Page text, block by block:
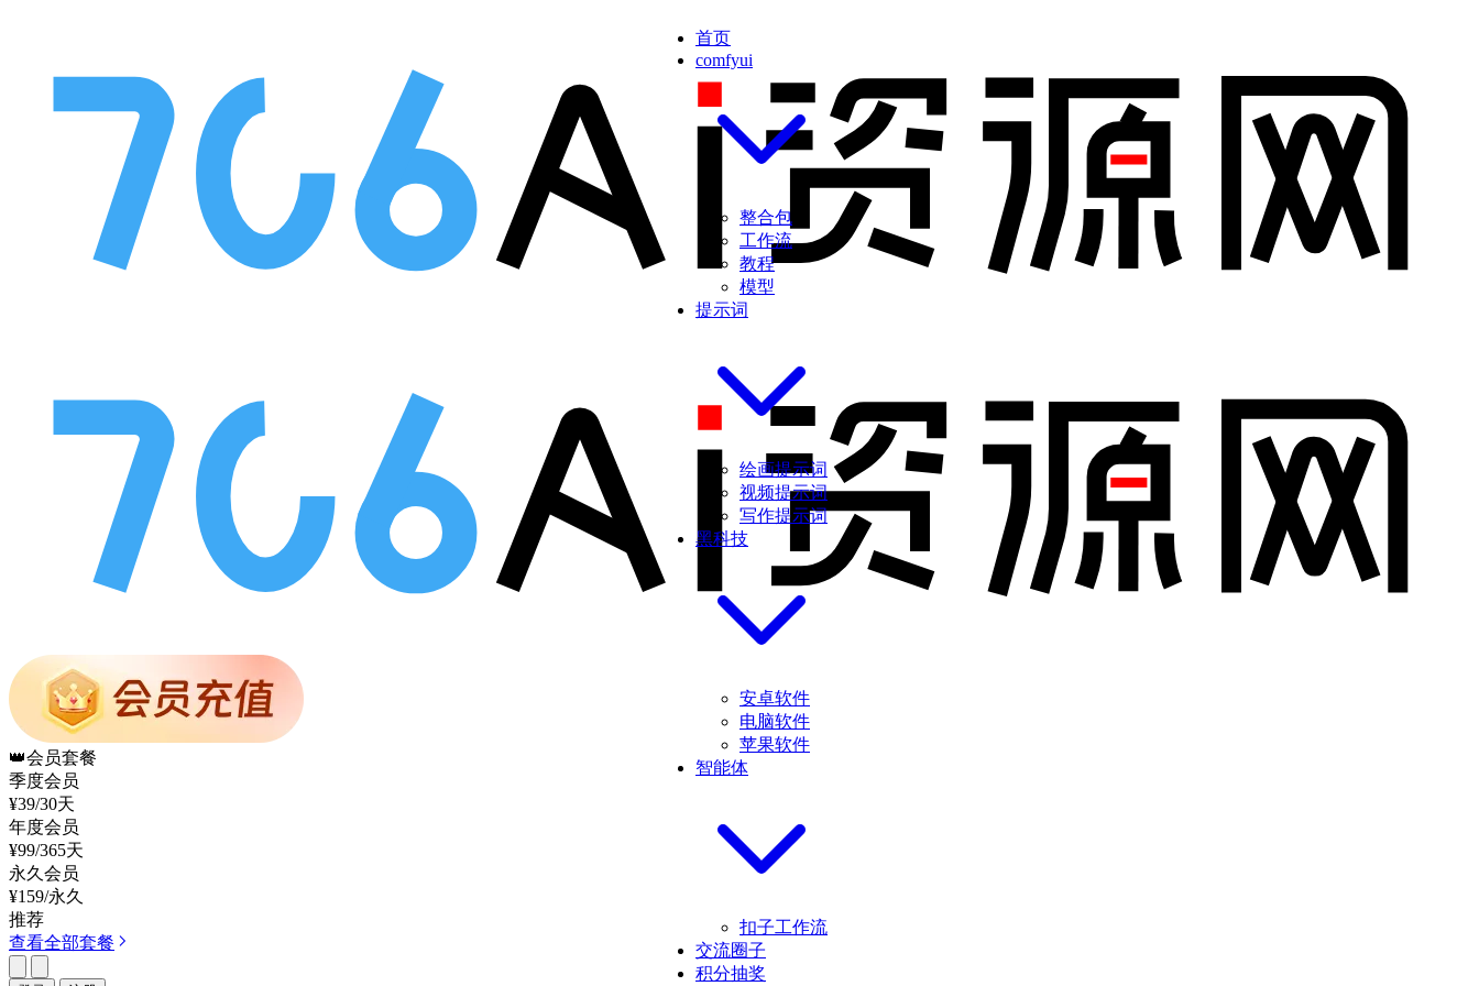
首页
comfyui
整合包
工作流
教程
模型
提示词
绘画提示词
视频提示词
写作提示词
黑科技
安卓软件
电脑软件
苹果软件
智能体
扣子工作流
交流圈子
积分抽奖
👑会员套餐
季度会员
¥39/30天
年度会员
¥99/365天
永久会员
¥159/永久
推荐
查看全部套餐